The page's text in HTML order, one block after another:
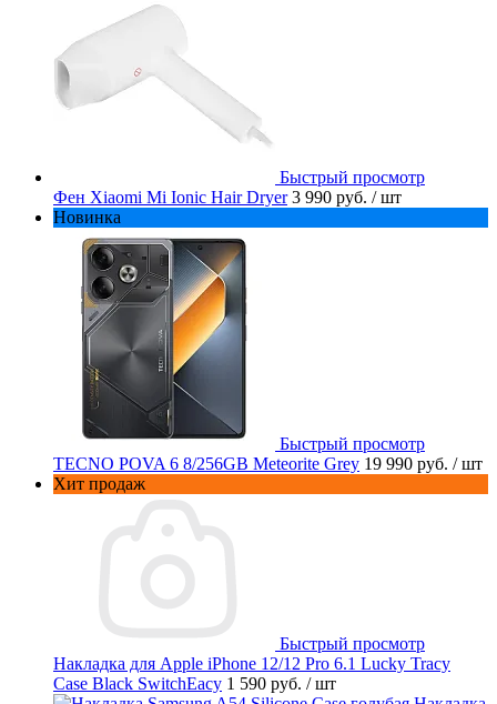
Быстрый просмотр
Фен Xiaomi Mi Ionic Hair Dryer 3 990 руб. / шт
Новинка
Быстрый просмотр
TECNO POVA 6 8/256GB Meteorite Grey 19 990 руб. / шт
Хит продаж
Быстрый просмотр
Накладка для Apple iPhone 12/12 Pro 6.1 Lucky Tracy
Case Black SwitchEacy 1 590 руб. / шт